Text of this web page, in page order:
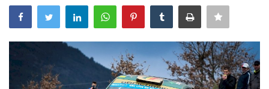
Desporto
Contactos
Sobre Nós